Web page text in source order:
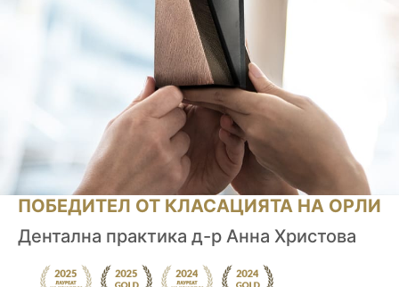
ПОБЕДИТЕЛ ОТ КЛАСАЦИЯТА НА ОРЛИ
Дентална практика д-р Анна Христова